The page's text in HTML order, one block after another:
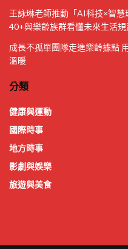
王詠琳老師推動「AI科技×智
40+與樂齡族群看懂未來生活規
成長不孤單團隊走進樂齡據點
溫暖
分類
健康與運動
國際時事
地方時事
影劇與娛樂
旅遊與美食